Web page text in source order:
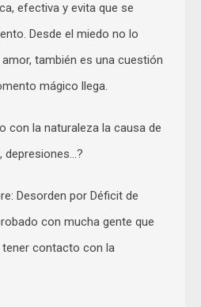
efectiva y evita que se
Desde el miedo no lo
también es una cuestión
mágico llega.
con la naturaleza la causa de
depresiones…?
Desorden por Déficit de
con mucha gente que
tener contacto con la